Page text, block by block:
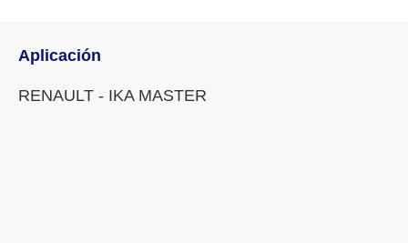
Aplicación
RENAULT - IKA MASTER